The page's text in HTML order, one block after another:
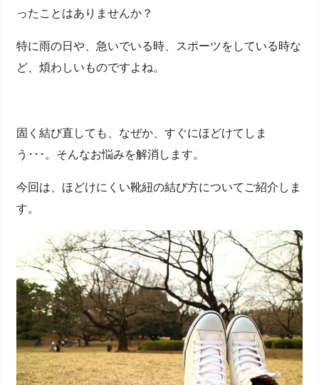
ったことはありませんか？
特に雨の日や、急いでいる時、スポーツをしている時な
ど、煩わしいものですよね。
固く結び直しても、なぜか、すぐにほどけてしま
う･･･。そんなお悩みを解消します。
今回は、ほどけにくい靴紐の結び方についてご紹介しま
す。